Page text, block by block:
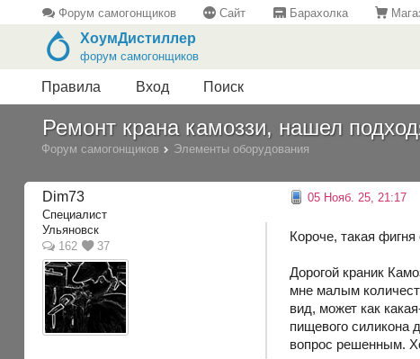
Форум самогонщиков Сайт Барахолка
ХоумДистиллер
форум самогонщиков
Правила Вход Поиск
Ремонт крана камоззи, нашел
Форум самогонщиков Элементы оборудования
Dim73
Специалист
Ульяновск
162
37
05 Нояб. 25, 21:17
Короче, такая
Дорогой краник
мне малым
вид, может как
пищевого силикона
вопрос решенным.